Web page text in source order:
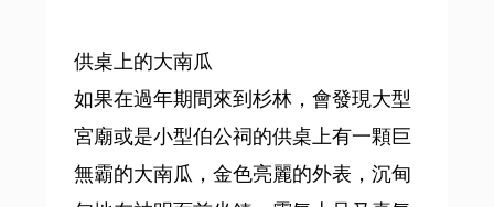
供桌上的大南瓜
如果在過年期間來到杉林，會發現大型
宮廟或是小型伯公祠的供桌上有一顆巨
無霸的大南瓜，金色亮麗的外表，沉甸